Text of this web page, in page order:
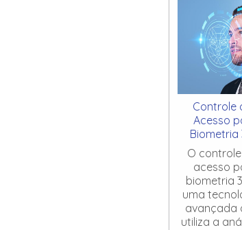
Controle
Acesso
Biometria
O
acesso
biometria
uma
avançada
utiliza a